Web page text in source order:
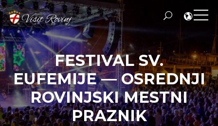
FESTIVAL SV.
EUFEMIJE — OSREDNJI
ROVINJSKI MESTNI
PRAZNIK